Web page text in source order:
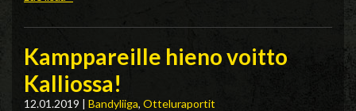
Kamppareille hieno voitto
Kalliossa!
12.01.2019 | Bandyliiga, Otteluraportit